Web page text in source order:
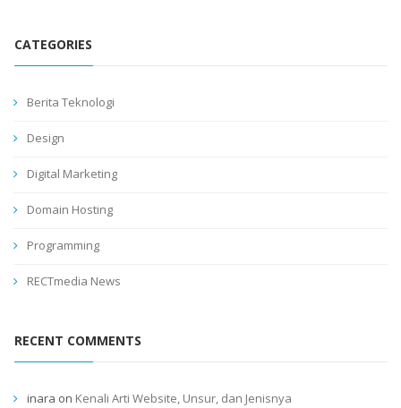
CATEGORIES
Berita Teknologi
Design
Digital Marketing
Domain Hosting
Programming
RECTmedia News
RECENT COMMENTS
inara on Kenali Arti Website, Unsur, dan Jenisnya